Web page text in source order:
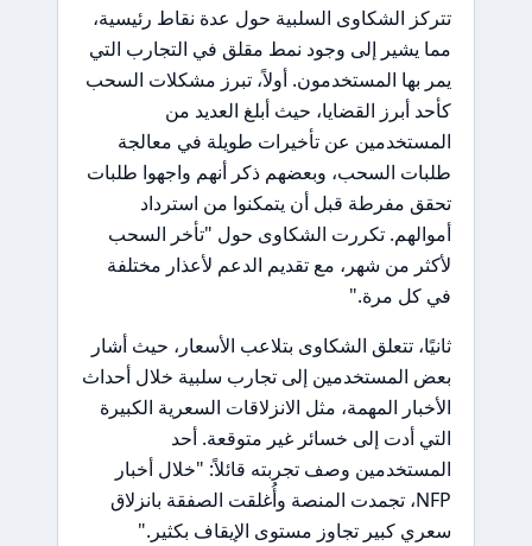
تتركز الشكاوى السلبية حول عدة نقاط رئيسية،
مما يشير إلى وجود نمط مقلق في التجارب التي
يمر بها المستخدمون. أولاً، تبرز مشكلات السحب
كأحد أبرز القضايا، حيث أبلغ العديد من
المستخدمين عن تأخيرات طويلة في معالجة
طلبات السحب، وبعضهم ذكر أنهم واجهوا طلبات
تحقق مفرطة قبل أن يتمكنوا من استرداد
أموالهم. تكررت الشكاوى حول "تأخر السحب
لأكثر من شهر، مع تقديم الدعم لأعذار مختلفة
في كل مرة."
ثانيًا، تتعلق الشكاوى بتلاعب الأسعار، حيث أشار
بعض المستخدمين إلى تجارب سلبية خلال أحداث
الأخبار المهمة، مثل الانزلاقات السعرية الكبيرة
التي أدت إلى خسائر غير متوقعة. أحد
المستخدمين وصف تجربته قائلاً: "خلال أخبار
NFP، تجمدت المنصة وأُغلقت الصفقة بانزلاق
سعري كبير تجاوز مستوى الإيقاف بكثير."